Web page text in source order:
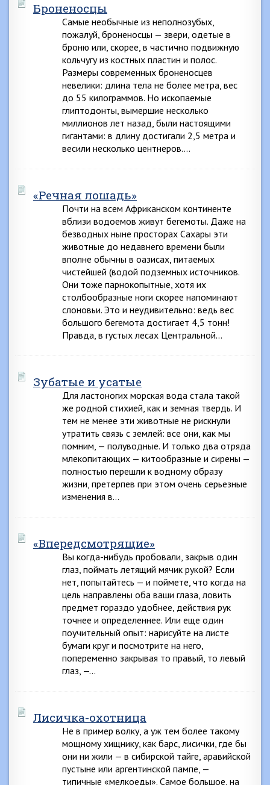
Броненосцы
Самые необычные из неполнозубых,
пожалуй, броненосцы — звери, одетые в
броню или, скорее, в частично подвижную
кольчугу из костных пластин и полос.
Размеры современных броненосцев
невелики: длина тела не более метра, вес
до 55 килограммов. Но ископаемые
глиптодонты, вымершие несколько
миллионов лет назад, были настоящими
гигантами: в длину достигали 2,5 метра и
весили несколько центнеров….
«Речная лошадь»
Почти на всем Африканском континенте
вблизи водоемов живут бегемоты. Даже на
безводных ныне просторах Сахары эти
животные до недавнего времени были
вполне обычны в оазисах, питаемых
чистейшей (водой подземных источников.
Они тоже парнокопытные, хотя их
столбообразные ноги скорее напоминают
слоновьи. Это и неудивительно: ведь вес
большого бегемота достигает 4,5 тонн!
Правда, в густых лесах Центральной…
Зубатые и усатые
Для ластоногих морская вода стала такой
же родной стихией, как и земная твердь. И
тем не менее эти животные не рискнули
утратить связь с землей: все они, как мы
помним, — полуводные. И только два отряда
млекопитающих — китообразные и сирены —
полностью перешли к водному образу
жизни, претерпев при этом очень серьезные
изменения в…
«Впередсмотрящие»
Вы когда-нибудь пробовали, закрыв один
глаз, поймать летящий мячик рукой? Если
нет, попытайтесь — и поймете, что когда на
цель направлены оба ваши глаза, ловить
предмет гораздо удобнее, действия рук
точнее и определеннее. Или еще один
поучительный опыт: нарисуйте на листе
бумаги круг и посмотрите на него,
попеременно закрывая то правый, то левый
глаз, —…
Лисичка-охотница
Не в пример волку, а уж тем более такому
мощному хищнику, как барс, лисички, где бы
они ни жили — в сибирской тайге, аравийской
пустыне или аргентинской пампе, —
типичные «мелкоеды». Самое большое, на